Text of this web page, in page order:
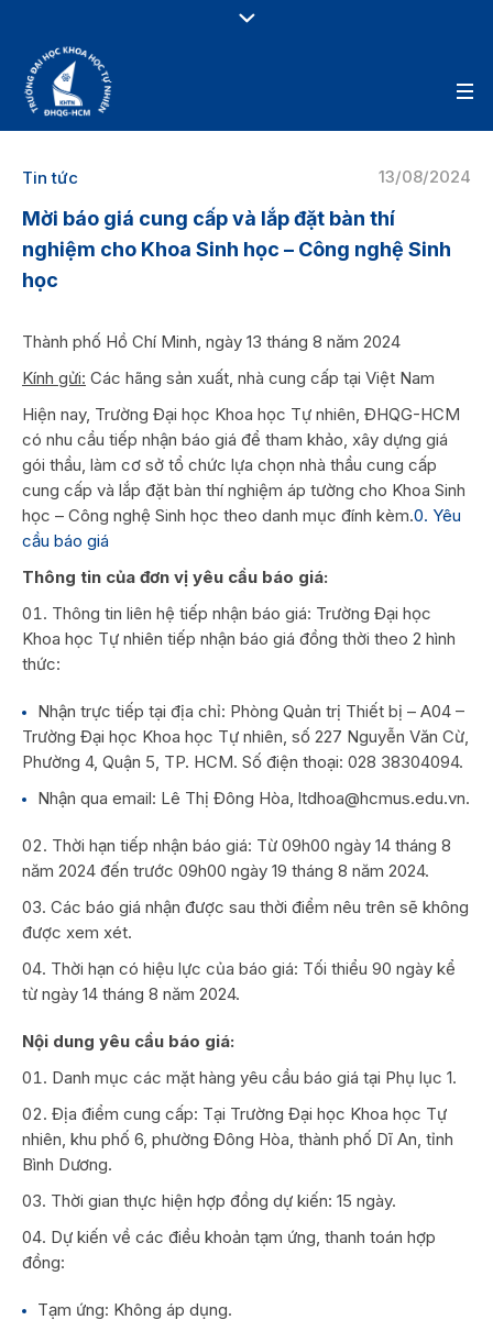
13/08/2024
Tin tức
Mời báo giá cung cấp và lắp đặt bàn thí
nghiệm cho Khoa Sinh học – Công nghệ Sinh
học
Thành phố Hồ Chí Minh, ngày 13 tháng 8 năm 2024
Kính gửi: Các hãng sản xuất, nhà cung cấp tại Việt Nam
Hiện nay, Trường Đại học Khoa học Tự nhiên, ĐHQG-HCM
có nhu cầu tiếp nhận báo giá để tham khảo, xây dựng giá
gói thầu, làm cơ sở tổ chức lựa chọn nhà thầu cung cấp
cung cấp và lắp đặt bàn thí nghiệm áp tường cho Khoa Sinh
học – Công nghệ Sinh học theo danh mục đính kèm.0. Yêu
cầu báo giá
Thông tin của đơn vị yêu cầu báo giá:
Thông tin liên hệ tiếp nhận báo giá: Trường Đại học
Khoa học Tự nhiên tiếp nhận báo giá đồng thời theo 2 hình
thức:
Nhận trực tiếp tại địa chỉ: Phòng Quản trị Thiết bị – A04 –
Trường Đại học Khoa học Tự nhiên, số 227 Nguyễn Văn Cừ,
Phường 4, Quận 5, TP. HCM. Số điện thoại: 028 38304094.
Nhận qua email: Lê Thị Đông Hòa, ltdhoa@hcmus.edu.vn.
Thời hạn tiếp nhận báo giá: Từ 09h00 ngày 14 tháng 8
năm 2024 đến trước 09h00 ngày 19 tháng 8 năm 2024.
Các báo giá nhận được sau thời điểm nêu trên sẽ không
được xem xét.
Thời hạn có hiệu lực của báo giá: Tối thiểu 90 ngày kể
từ ngày 14 tháng 8 năm 2024.
Nội dung yêu cầu báo giá:
Danh mục các mặt hàng yêu cầu báo giá tại Phụ lục 1.
Địa điểm cung cấp: Tại Trường Đại học Khoa học Tự
nhiên, khu phố 6, phường Đông Hòa, thành phố Dĩ An, tỉnh
Bình Dương.
Thời gian thực hiện hợp đồng dự kiến: 15 ngày.
Dự kiến về các điều khoản tạm ứng, thanh toán hợp
đồng:
Tạm ứng: Không áp dụng.